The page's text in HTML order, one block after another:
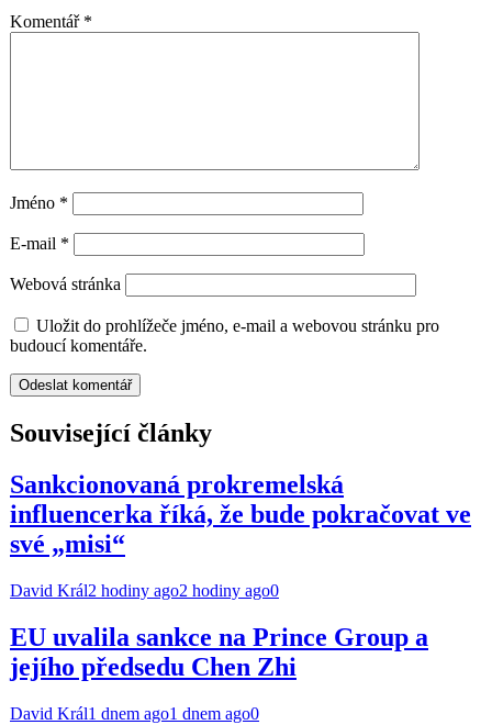
Komentář *
Jméno *
E-mail *
Webová stránka
Uložit do prohlížeče jméno, e-mail a webovou stránku pro
budoucí komentáře.
Související články
Sankcionovaná prokremelská
influencerka říká, že bude pokračovat ve
své „misi“
David Král2 hodiny ago2 hodiny ago0
EU uvalila sankce na Prince Group a
jejího předsedu Chen Zhi
David Král1 dnem ago1 dnem ago0